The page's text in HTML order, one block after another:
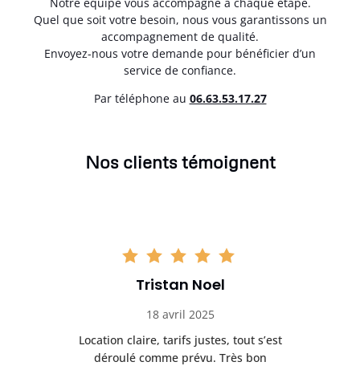
Quel que soit votre besoin, nous vous garantissons un
accompagnement de qualité.
Envoyez-nous votre demande pour bénéficier d’un
service de confiance.
Par téléphone au 06.63.53.17.27
Nos clients témoignent
Tristan Noel
18 avril 2025
Location claire, tarifs justes, tout s’est
déroulé comme prévu. Très bon